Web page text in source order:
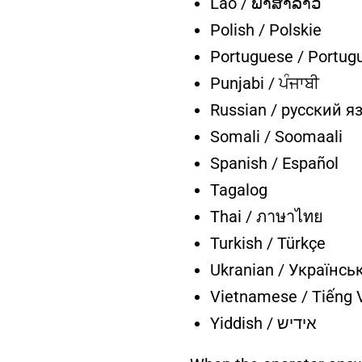
Polish / Polskie
Portuguese /
Punjabi / ਪੰਜਾਬੀ
Russian / русский
Somali / Soomaali
Spanish / Español
Tagalog
Thai / ภาษาไทย
Turkish / Türkçe
Ukranian /
Vietnamese / Tiếng
Yiddish / אידיש